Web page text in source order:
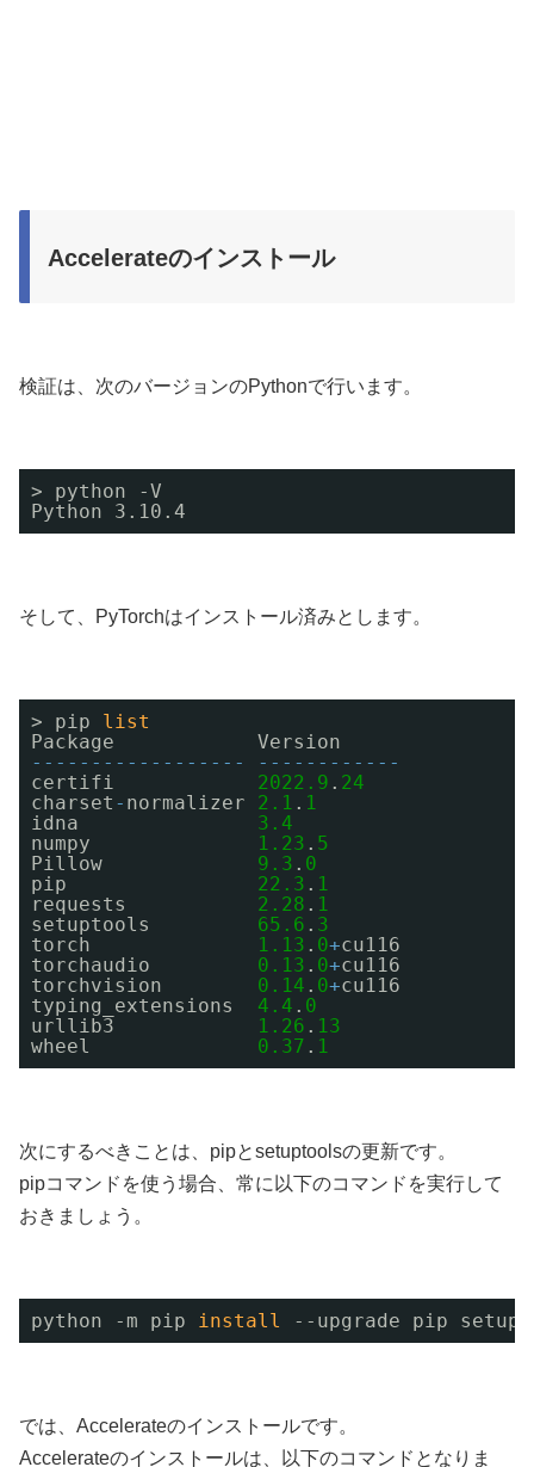
Accelerateのインストール
検証は、次のバージョンのPythonで行います。
> python -V
Python 3.10.4
そして、PyTorchはインストール済みとします。
> pip list
Package            Version
- - - - - - - - - - - - - - - - - - - - - - - - - - - - - -
certifi 2022.9 . 24
charset - normalizer 2.1 . 1
idna 3.4
numpy
1.23 . 5
Pillow 9.3 . 0
pip 22.3 . 1
requests 2.28 . 1
setuptools 65.6 . 3
torch
1.13 . 0+cu116
torchaudio 0.13 . 0+cu116
torchvision 0.14 . 0+cu116
typing_extensions 4.4 . 0
urllib3
1.26 . 13
wheel 0.37 . 1
次にするべきことは、pipとsetuptoolsの更新です。
pipコマンドを使う場合、常に以下のコマンドを実行して
おきましょう。
python -m pip install --upgrade pip
では、Accelerateのインストールです。
Accelerateのインストールは、以下のコマンドとなりま